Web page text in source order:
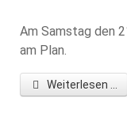
Am Samstag den
am Plan.
Weiterlesen ...